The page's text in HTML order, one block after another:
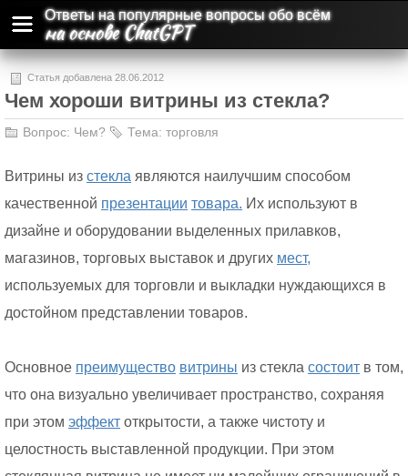
Ответы на популярные вопросы обо всём
на основе ChatGPT
Статья добавлена 28.06.2012
Чем хороши витрины из стекла?
Вопрос: Чем? Тема: торговля
Витрины из стекла являются наилучшим способом
качественной презентации товара. Их используют в
дизайне и оборудовании выделенных прилавков,
магазинов, торговых выставок и других мест,
используемых для торговли и выкладки нуждающихся в
достойном представлении товаров.
Основное преимущество витрины из стекла состоит в том,
что она визуально увеличивает пространство, сохраняя
при этом эффект открытости, а также чистоту и
целостность выставленной продукции. При этом